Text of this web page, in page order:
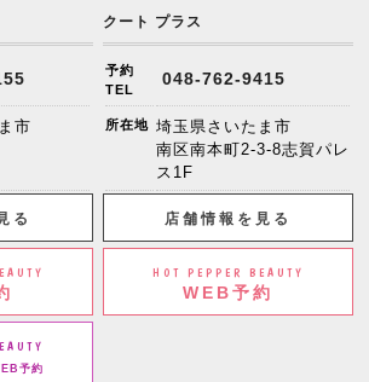
市
る
予約
クート プラス
予約
TEL
048-762-9415
所在地 埼玉県さいたま市
南区南本町2-3-8志賀パレ
ス1F
店舗情報を見る
HOT PEPPER BEAUTY
WEB予約